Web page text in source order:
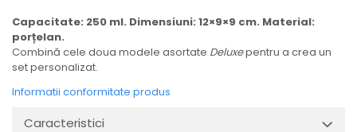
Capacitate: 250 ml. Dimensiuni: 12×9×9 cm. Material:
porțelan.
Combină cele doua modele asortate Deluxepentru a crea un
set personalizat.
Informatii conformitate produs
Caracteristici